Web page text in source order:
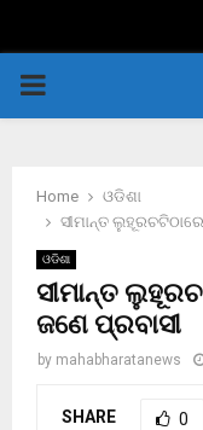
PRIMARY
Home
ଓଡିଶା
ସୀମାନ୍ତ
ଓଡିଶା
ସୀମାନ୍ତ
ଜଣେ ପ୍ରବାସୀ
by mahabharatanews
SHARE 0